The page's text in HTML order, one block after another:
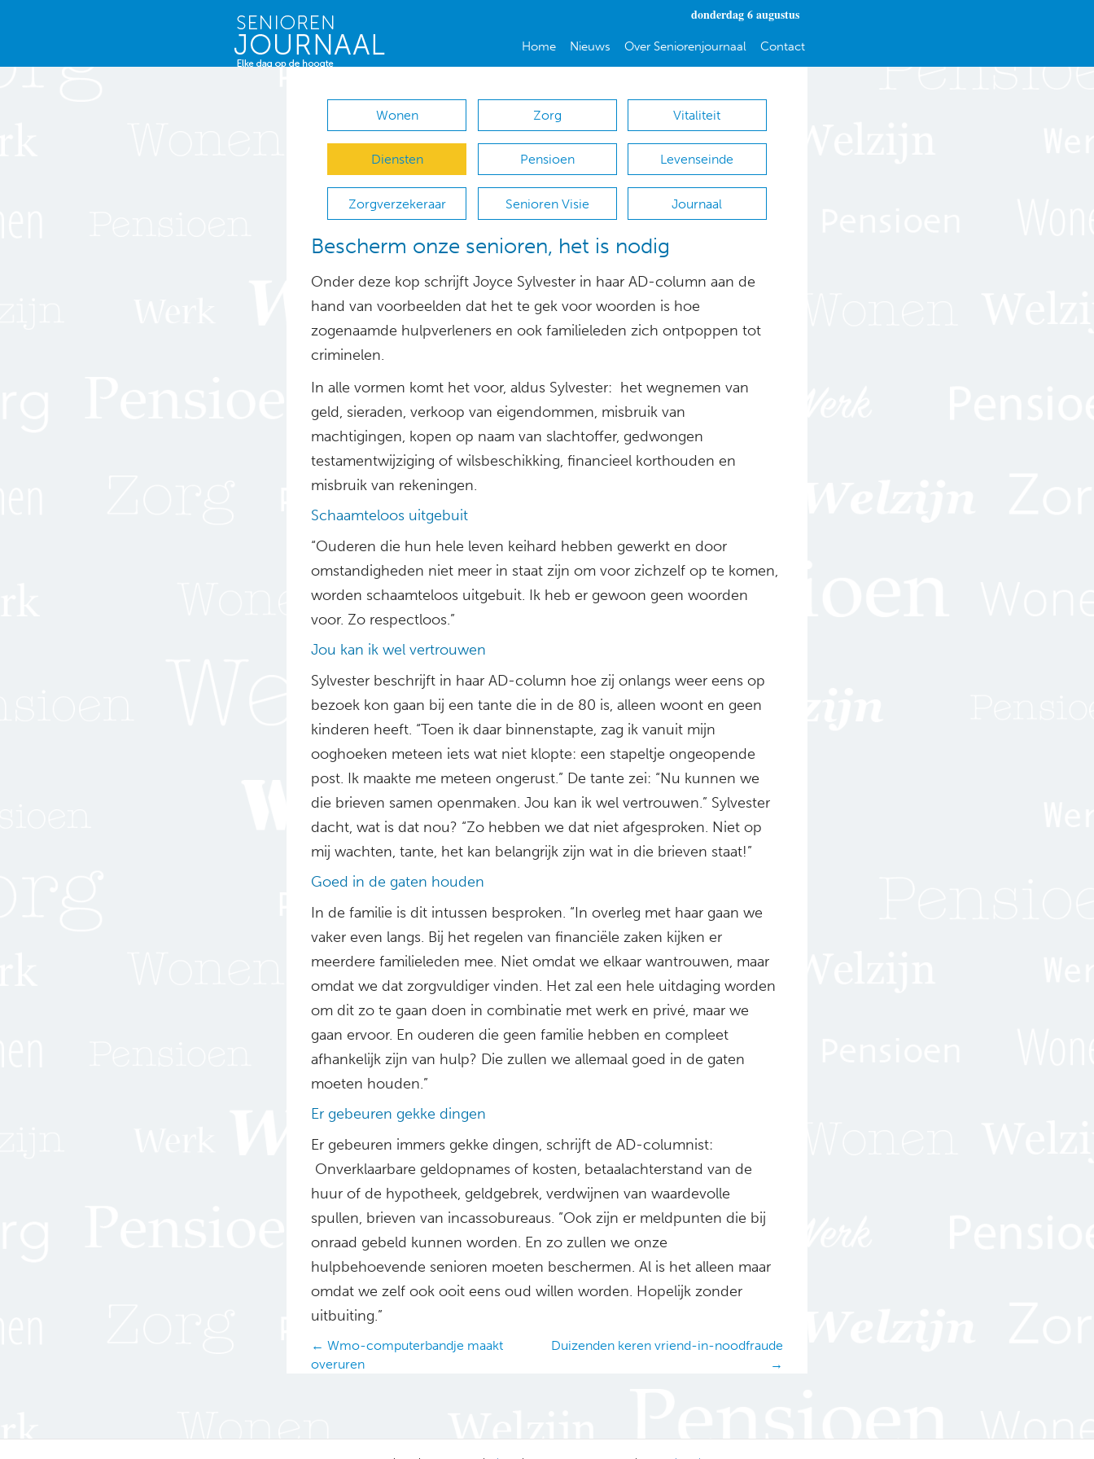
donderdag 6 augustus
Home Nieuws Over Seniorenjournaal Contact
Wonen Zorg Vitaliteit
Diensten Pensioen Levenseinde
Zorgverzekeraar Senioren Visie Journaal
Bescherm onze senioren, het is nodig
Onder deze kop schrijft Joyce Sylvester in haar AD-column aan de
hand van voorbeelden dat het te gek voor woorden is hoe
zogenaamde hulpverleners en ook familieleden zich ontpoppen tot
criminelen.
In alle vormen komt het voor, aldus Sylvester: het wegnemen van
geld, sieraden, verkoop van eigendommen, misbruik van
machtigingen, kopen op naam van slachtoffer, gedwongen
testamentwijziging of wilsbeschikking, financieel korthouden en
misbruik van rekeningen.
Schaamteloos uitgebuit
“Ouderen die hun hele leven keihard hebben gewerkt en door
omstandigheden niet meer in staat zijn om voor zichzelf op te komen,
worden schaamteloos uitgebuit. Ik heb er gewoon geen woorden
voor. Zo respectloos.”
Jou kan ik wel vertrouwen
Sylvester beschrijft in haar AD-column hoe zij onlangs weer eens op
bezoek kon gaan bij een tante die in de 80 is, alleen woont en geen
kinderen heeft. “Toen ik daar binnenstapte, zag ik vanuit mijn
ooghoeken meteen iets wat niet klopte: een stapeltje ongeopende
post. Ik maakte me meteen ongerust.” De tante zei: “Nu kunnen we
die brieven samen openmaken. Jou kan ik wel vertrouwen.” Sylvester
dacht, wat is dat nou? “Zo hebben we dat niet afgesproken. Niet op
mij wachten, tante, het kan belangrijk zijn wat in die brieven staat!”
Goed in de gaten houden
In de familie is dit intussen besproken. “In overleg met haar gaan we
vaker even langs. Bij het regelen van financiële zaken kijken er
meerdere familieleden mee. Niet omdat we elkaar wantrouwen, maar
omdat we dat zorgvuldiger vinden. Het zal een hele uitdaging worden
om dit zo te gaan doen in combinatie met werk en privé, maar we
gaan ervoor. En ouderen die geen familie hebben en compleet
afhankelijk zijn van hulp? Die zullen we allemaal goed in de gaten
moeten houden.”
Er gebeuren gekke dingen
Er gebeuren immers gekke dingen, schrijft de AD-columnist:
Onverklaarbare geldopnames of kosten, betaalachterstand van de
huur of de hypotheek, geldgebrek, verdwijnen van waardevolle
spullen, brieven van incassobureaus. ”Ook zijn er meldpunten die bij
onraad gebeld kunnen worden. En zo zullen we onze
hulpbehoevende senioren moeten beschermen. Al is het alleen maar
omdat we zelf ook ooit eens oud willen worden. Hopelijk zonder
uitbuiting.”
Posts
navigation
← Wmo-computerbandje maakt
overuren
Duizenden keren vriend-in-noodfraude
→